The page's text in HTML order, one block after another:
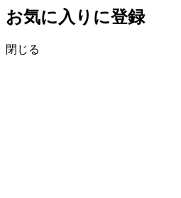
お気に入りに登録
閉じる